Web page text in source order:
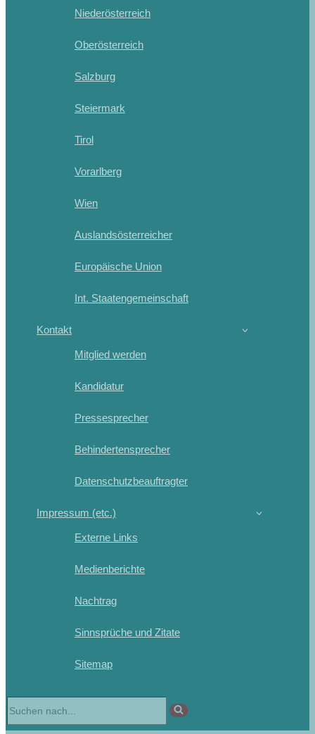
Niederösterreich
Oberösterreich
Salzburg
Steiermark
Tirol
Vorarlberg
Wien
Auslandsösterreicher
Europäische Union
Int. Staatengemeinschaft
Kontakt
Mitglied werden
Kandidatur
Pressesprecher
Behindertensprecher
Datenschutzbeauftragter
Impressum (etc.)
Externe Links
Medienberichte
Nachtrag
Sinnsprüche und Zitate
Sitemap